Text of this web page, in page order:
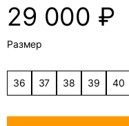
29 000 ₽
Размер
36 37 38 39 40